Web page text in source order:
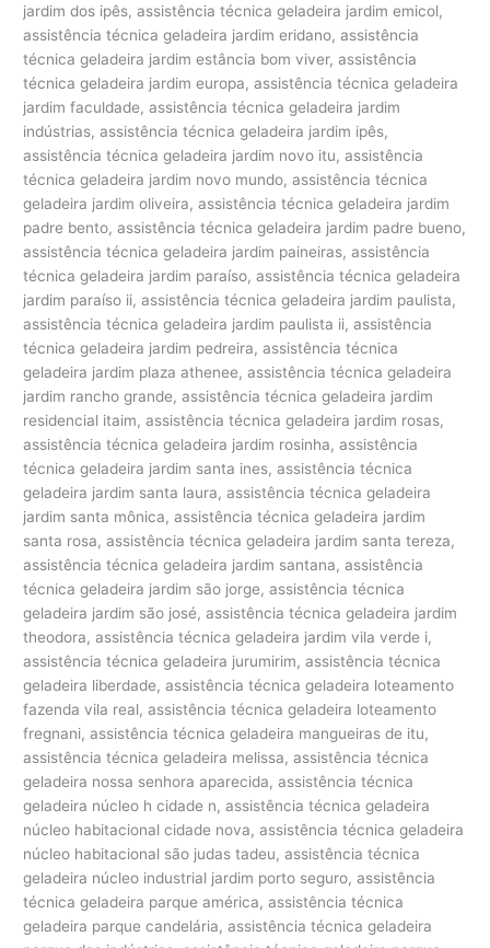
jardim dos ipês, assistência técnica geladeira jardim emicol,
assistência técnica geladeira jardim eridano, assistência
técnica geladeira jardim estância bom viver, assistência
técnica geladeira jardim europa, assistência técnica geladeira
jardim faculdade, assistência técnica geladeira jardim
indústrias, assistência técnica geladeira jardim ipês,
assistência técnica geladeira jardim novo itu, assistência
técnica geladeira jardim novo mundo, assistência técnica
geladeira jardim oliveira, assistência técnica geladeira jardim
padre bento, assistência técnica geladeira jardim padre bueno,
assistência técnica geladeira jardim paineiras, assistência
técnica geladeira jardim paraíso, assistência técnica geladeira
jardim paraíso ii, assistência técnica geladeira jardim paulista,
assistência técnica geladeira jardim paulista ii, assistência
técnica geladeira jardim pedreira, assistência técnica
geladeira jardim plaza athenee, assistência técnica geladeira
jardim rancho grande, assistência técnica geladeira jardim
residencial itaim, assistência técnica geladeira jardim rosas,
assistência técnica geladeira jardim rosinha, assistência
técnica geladeira jardim santa ines, assistência técnica
geladeira jardim santa laura, assistência técnica geladeira
jardim santa mônica, assistência técnica geladeira jardim
santa rosa, assistência técnica geladeira jardim santa tereza,
assistência técnica geladeira jardim santana, assistência
técnica geladeira jardim são jorge, assistência técnica
geladeira jardim são josé, assistência técnica geladeira jardim
theodora, assistência técnica geladeira jardim vila verde i,
assistência técnica geladeira jurumirim, assistência técnica
geladeira liberdade, assistência técnica geladeira loteamento
fazenda vila real, assistência técnica geladeira loteamento
fregnani, assistência técnica geladeira mangueiras de itu,
assistência técnica geladeira melissa, assistência técnica
geladeira nossa senhora aparecida, assistência técnica
geladeira núcleo h cidade n, assistência técnica geladeira
núcleo habitacional cidade nova, assistência técnica geladeira
núcleo habitacional são judas tadeu, assistência técnica
geladeira núcleo industrial jardim porto seguro, assistência
técnica geladeira parque américa, assistência técnica
geladeira parque candelária, assistência técnica geladeira